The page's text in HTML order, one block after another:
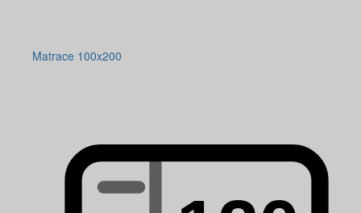
Matrace 100x200